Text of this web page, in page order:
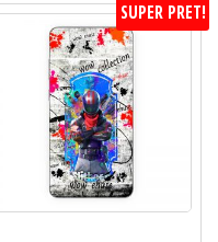
SUPER PRET!